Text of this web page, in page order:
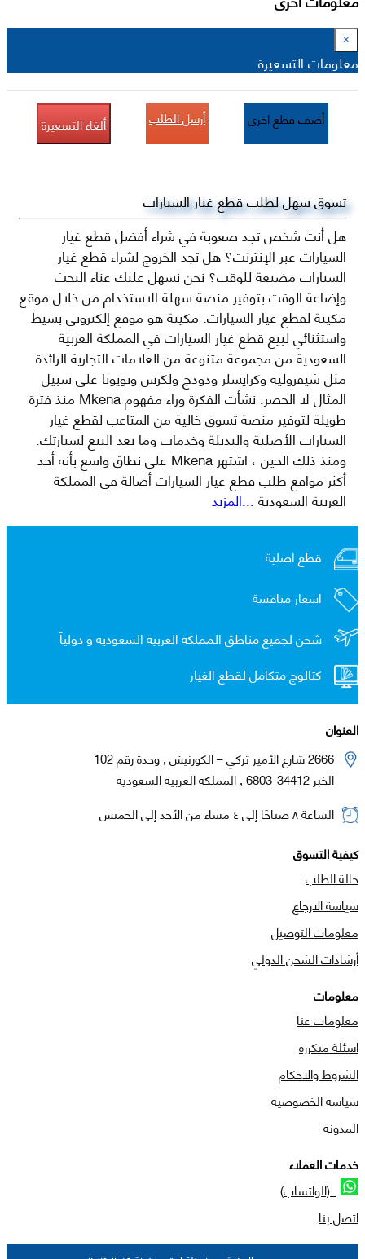
×
معلومات التسعيرة
أضف قطع اخرى أرسل الطلب ألغاء التسعيرة
تسوق سهل لطلب قطع غيار السيارات
هل أنت شخص تجد صعوبة في شراء أفضل قطع غيار
السيارات عبر الإنترنت؟ هل تجد الخروج لشراء قطع غيار
السيارات مضيعة للوقت؟ نحن نسهل عليك عناء البحث
وإضاعة الوقت بتوفير منصة سهلة الاستخدام من خلال موقع
مكينة لقطع غيار السيارات. مكينة هو موقع إلكتروني بسيط
واستثنائي لبيع قطع غيار السيارات في المملكة العربية
السعودية من مجموعة متنوعة من العلامات التجارية الرائدة
مثل شيفروليه وكرايسلر ودودج ولكزس وتويوتا على سبيل
المثال لا الحصر. نشأت الفكرة وراء مفهوم Mkena منذ فترة
طويلة لتوفير منصة تسوق خالية من المتاعب لقطع غيار
السيارات الأصلية والبديلة وخدمات وما بعد البيع لسيارتك.
ومنذ ذلك الحين ، اشتهر Mkena على نطاق واسع بأنه أحد
أكثر مواقع طلب قطع غيار السيارات أصالة في المملكة
العربية السعودية...المزيد
قطع اصلية
اسعار منافسة
شحن لجميع مناطق المملكة العربية السعوديه ودولياً
كتالوج متكامل لقطع الغيار
العنوان
2666 شارع الأمير تركي – الكورنيش , وحدة رقم 102
الخبر 34412-6803 , المملكة العربية السعودية
الساعة ٨ صباحًا إلى ٤ مساء من الأحد إلى الخميس
كيفية التسوق
حالة الطلب
سياسة الارجاع
معلومات التوصيل
أرشادات الشحن الدولي
معلومات
معلومات عنا
اسئلة متكرره
الشروط والاحكام
سياسة الخصوصية
المدونة
خدمات العملاء
(الواتساب)
اتصل بنا